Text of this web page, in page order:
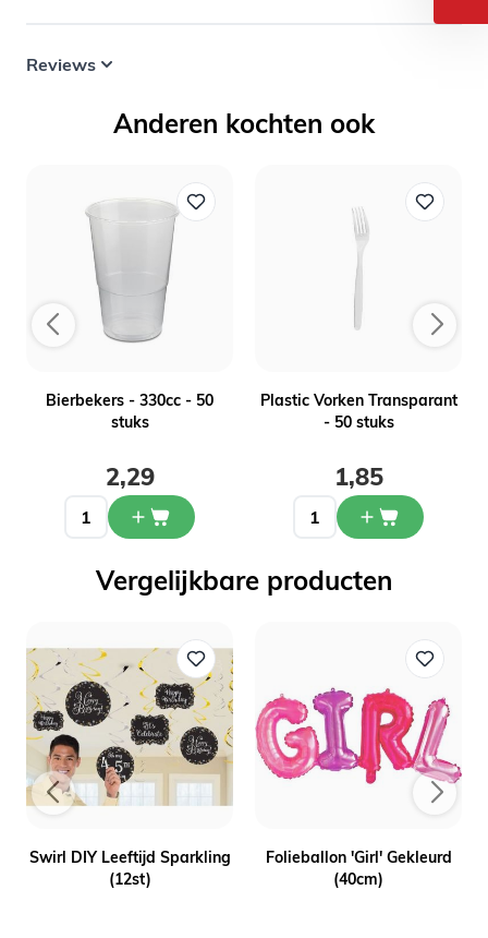
Reviews
Anderen kochten ook
Bierbekers - 330cc - 50
stuks
2,29
Plastic Vorken Transparant
- 50 stuks
1,85
Vergelijkbare producten
Swirl DIY Leeftijd Sparkling
(12st)
Folieballon 'Girl' Gekleurd
(40cm)